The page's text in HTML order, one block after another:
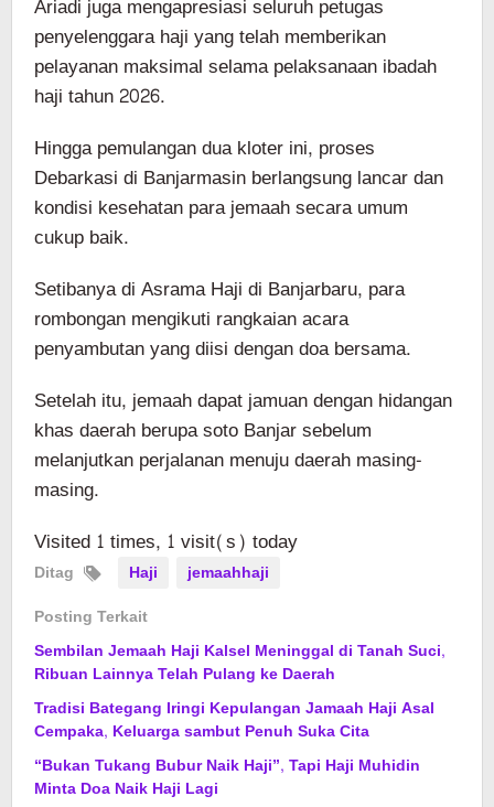
Ariadi juga mengapresiasi seluruh petugas
penyelenggara haji yang telah memberikan
pelayanan maksimal selama pelaksanaan ibadah
haji tahun 2026.
Hingga pemulangan dua kloter ini, proses
Debarkasi di Banjarmasin berlangsung lancar dan
kondisi kesehatan para jemaah secara umum
cukup baik.
Setibanya di Asrama Haji di Banjarbaru, para
rombongan mengikuti rangkaian acara
penyambutan yang diisi dengan doa bersama.
Setelah itu, jemaah dapat jamuan dengan hidangan
khas daerah berupa soto Banjar sebelum
melanjutkan perjalanan menuju daerah masing-
masing.
Visited 1 times, 1 visit(s) today
Ditag Haji
jemaahhaji
Posting Terkait
Sembilan Jemaah Haji Kalsel Meninggal di Tanah Suci,
Ribuan Lainnya Telah Pulang ke Daerah
Tradisi Bategang Iringi Kepulangan Jamaah Haji Asal
Cempaka, Keluarga sambut Penuh Suka Cita
“Bukan Tukang Bubur Naik Haji”, Tapi Haji Muhidin
Minta Doa Naik Haji Lagi